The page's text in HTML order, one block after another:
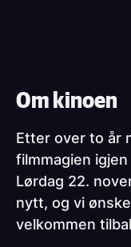
Om kinoen
Etter over to år
filmmagien
Lørdag 22.
nytt, og vi
velkommen